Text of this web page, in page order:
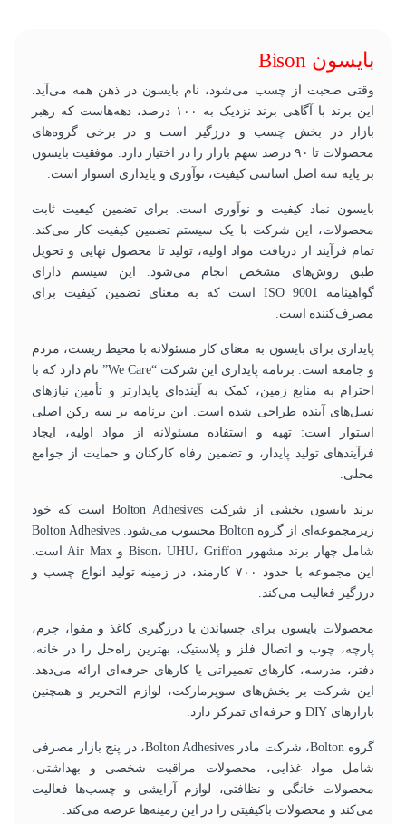
بایسون Bison
وقتی صحبت از چسب می‌شود، نام بایسون در ذهن همه می‌آید.
این برند با آگاهی برند نزدیک به ۱۰۰ درصد، دهه‌هاست که رهبر
بازار در بخش چسب و درزگیر است و در برخی گروه‌های
محصولات تا ۹۰ درصد سهم بازار را در اختیار دارد. موفقیت بایسون
بر پایه سه اصل اساسی کیفیت، نوآوری و پایداری استوار است.
بایسون نماد کیفیت و نوآوری است. برای تضمین کیفیت ثابت
محصولات، این شرکت با یک سیستم تضمین کیفیت کار می‌کند.
تمام فرآیند از دریافت مواد اولیه، تولید تا محصول نهایی و تحویل
طبق روش‌های مشخص انجام می‌شود. این سیستم دارای
گواهینامه ISO 9001 است که به معنای تضمین کیفیت برای
مصرف‌کننده است.
پایداری برای بایسون به معنای کار مسئولانه با محیط زیست، مردم
و جامعه است. برنامه پایداری این شرکت “We Care” نام دارد که با
احترام به منابع زمین، کمک به آینده‌ای پایدارتر و تأمین نیازهای
نسل‌های آینده طراحی شده است. این برنامه بر سه رکن اصلی
استوار است: تهیه و استفاده مسئولانه از مواد اولیه، ایجاد
فرآیندهای تولید پایدار، و تضمین رفاه کارکنان و حمایت از جوامع
محلی.
برند بایسون بخشی از شرکت Bolton Adhesives است که خود
زیرمجموعه‌ای از گروه Bolton محسوب می‌شود. Bolton Adhesives
شامل چهار برند مشهور Bison، UHU، Griffon و Air Max است.
این مجموعه با حدود ۷۰۰ کارمند، در زمینه تولید انواع چسب و
درزگیر فعالیت می‌کند.
محصولات بایسون برای چسباندن یا درزگیری کاغذ و مقوا، چرم،
پارچه، چوب و اتصال فلز و پلاستیک، بهترین راه‌حل را در خانه،
دفتر، مدرسه، کارهای تعمیراتی یا کارهای حرفه‌ای ارائه می‌دهد.
این شرکت بر بخش‌های سوپرمارکت، لوازم التحریر و همچنین
بازارهای DIY و حرفه‌ای تمرکز دارد.
گروه Bolton، شرکت مادر Bolton Adhesives، در پنج بازار مصرفی
شامل مواد غذایی، محصولات مراقبت شخصی و بهداشتی،
محصولات خانگی و نظافتی، لوازم آرایشی و چسب‌ها فعالیت
می‌کند و محصولات باکیفیتی را در این زمینه‌ها عرضه می‌کند.